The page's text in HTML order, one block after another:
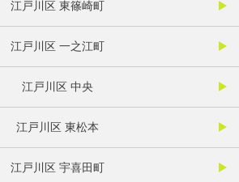
江戸川区 東篠崎町
江戸川区 一之江町
江戸川区 中央
江戸川区 東松本
江戸川区 宇喜田町